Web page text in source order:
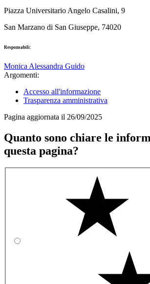
Piazza Universitario Angelo Casalini, 9
San Marzano di San Giuseppe, 74020
Responsabili:
Monica Alessandra Guido
Argomenti:
Accesso all'informazione
Trasparenza amministrativa
Pagina aggiornata il 26/09/2025
Quanto sono chiare le
questa pagina?